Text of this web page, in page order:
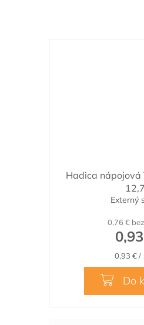
Hadica nápojová
12,7
Externý
0,76 €
cena:
0,93 € /
Do